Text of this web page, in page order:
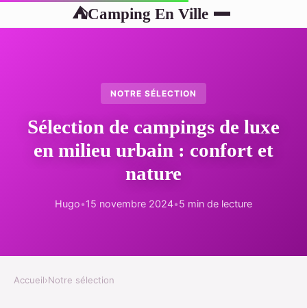
⛺Camping En Ville
NOTRE SÉLECTION
Sélection de campings de luxe
en milieu urbain : confort et
nature
Hugo•15 novembre 2024•5 min de lecture
Accueil›Notre sélection